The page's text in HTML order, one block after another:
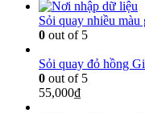
Sỏi quay nhiều
0 out of 5
Sỏi quay đỏ hồng
0 out of 5
55,000₫